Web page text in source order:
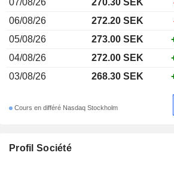
Profil Société
06/08/26
272.20 SEK
05/08/26
273.00 SEK
04/08/26
272.00 SEK
03/08/26
268.30 SEK
Cours en différé Nasdaq Stockholm